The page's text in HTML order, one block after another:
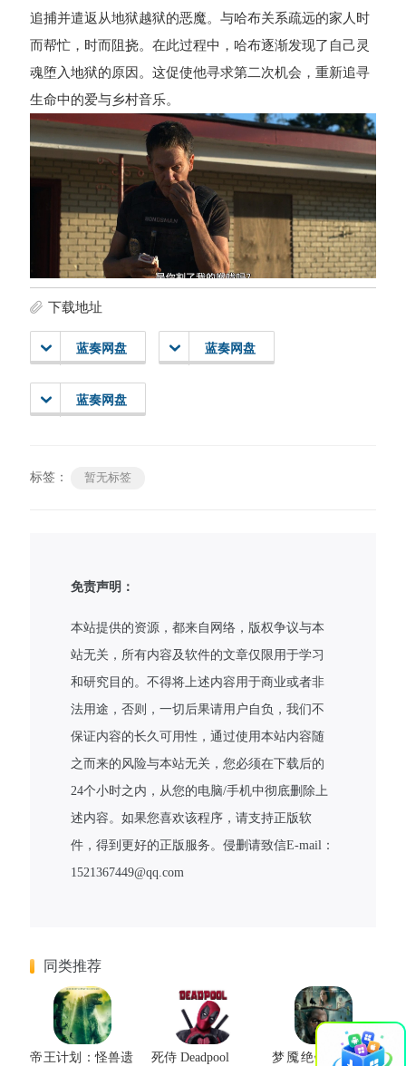
追捕并遣返从地狱越狱的恶魔。与哈布关系疏远的家人时
而帮忙，时而阻挠。在此过程中，哈布逐渐发现了自己灵
魂堕入地狱的原因。这促使他寻求第二次机会，重新追寻
生命中的爱与乡村音乐。
下载地址
蓝奏网盘 蓝奏网盘
蓝奏网盘
标签： 暂无标签
免责声明：
本站提供的资源，都来自网络，版权争议与本
站无关，所有内容及软件的文章仅限用于学习
和研究目的。不得将上述内容用于商业或者非
法用途，否则，一切后果请用户自负，我们不
保证内容的长久可用性，通过使用本站内容随
之而来的风险与本站无关，您必须在下载后的
24个小时之内，从您的电脑/手机中彻底删除上
述内容。如果您喜欢该程序，请支持正版软
件，得到更好的正版服务。侵删请致信E-mail：
1521367449@qq.com
同类推荐
帝王计划：怪兽遗
死侍 Deadpool
梦魇绝镇 第三季